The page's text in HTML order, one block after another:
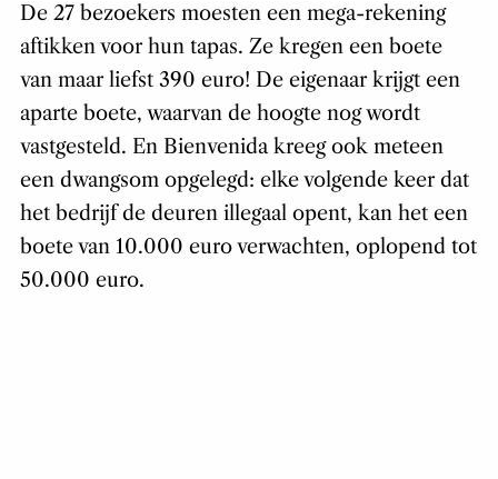
De 27 bezoekers moesten een mega-rekening
aftikken voor hun tapas. Ze kregen een boete
van maar liefst 390 euro! De eigenaar krijgt een
aparte boete, waarvan de hoogte nog wordt
vastgesteld. En Bienvenida kreeg ook meteen
een dwangsom opgelegd: elke volgende keer dat
het bedrijf de deuren illegaal opent, kan het een
boete van 10.000 euro verwachten, oplopend tot
50.000 euro.